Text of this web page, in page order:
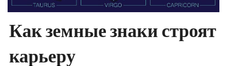
Как земные знаки строят
карьеру